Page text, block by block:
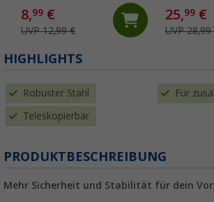
8,99 €
UVP 12,99 €
25,99€
UVP 28,99
HIGHLIGHTS
Robuster Stahl Für
Teleskopierbar
PRODUKTBESCHREIBUNG
Mehr Sicherheit und Stabilität für dein